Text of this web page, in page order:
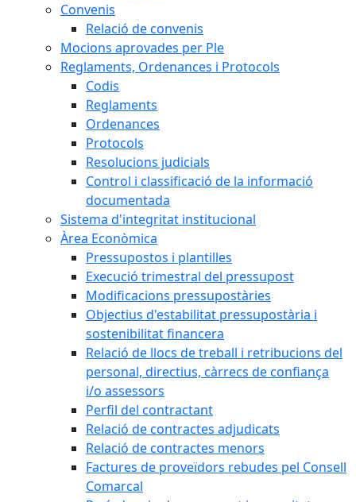
Convenis
Relació de convenis
Mocions aprovades per Ple
Reglaments, Ordenances i Protocols
Codis
Reglaments
Ordenances
Protocols
Resolucions judicials
Control i classificació de la informació
documentada
Sistema d'integritat institucional
Àrea Econòmica
Pressupostos i plantilles
Execució trimestral del pressupost
Modificacions pressupostàries
Objectius d'estabilitat pressupostària i
sostenibilitat financera
Relació de llocs de treball i retribucions del
personal, directius, càrrecs de confiança
i/o assessors
Perfil del contractant
Relació de contractes adjudicats
Relació de contractes menors
Factures de proveïdors rebudes pel Consell
Comarcal